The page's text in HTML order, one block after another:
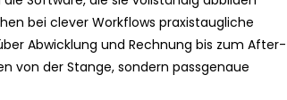
bei clever Workflows praxistaugliche
Abwicklung und Rechnung bis zum After-
von der Stange, sondern passgenaue